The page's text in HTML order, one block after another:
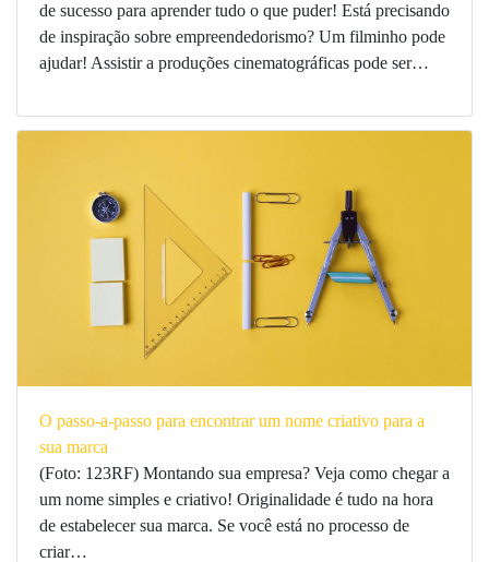
de sucesso para aprender tudo o que puder! Está precisando
de inspiração sobre empreendedorismo? Um filminho pode
ajudar! Assistir a produções cinematográficas pode ser…
O passo-a-passo para encontrar um nome criativo para a
sua marca
(Foto: 123RF) Montando sua empresa? Veja como chegar a
um nome simples e criativo! Originalidade é tudo na hora
de estabelecer sua marca. Se você está no processo de
criar…